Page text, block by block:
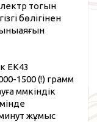
тогын
бөлігінен
EK43
1500 (!) грамм
мүмкіндік
жұмыс